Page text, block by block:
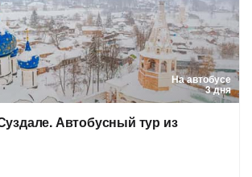
На автобусе
3 дня
Автобусный тур из